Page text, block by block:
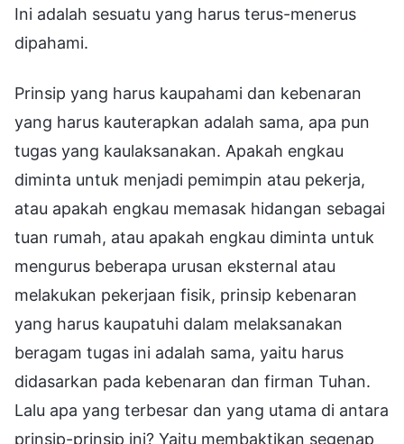
Ini adalah sesuatu yang harus terus-menerus
dipahami.
Prinsip yang harus kaupahami dan kebenaran
yang harus kauterapkan adalah sama, apa pun
tugas yang kaulaksanakan. Apakah engkau
diminta untuk menjadi pemimpin atau pekerja,
atau apakah engkau memasak hidangan sebagai
tuan rumah, atau apakah engkau diminta untuk
mengurus beberapa urusan eksternal atau
melakukan pekerjaan fisik, prinsip kebenaran
yang harus kaupatuhi dalam melaksanakan
beragam tugas ini adalah sama, yaitu harus
didasarkan pada kebenaran dan firman Tuhan.
Lalu apa yang terbesar dan yang utama di antara
prinsip-prinsip ini? Yaitu membaktikan segenap